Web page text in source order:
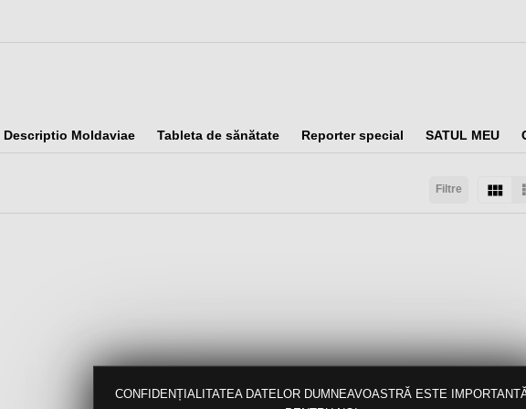
CONFIDENȚIALITATEA DATELOR DUMNEAVOASTRĂ ESTE
Descriptio Moldaviae Tableta de sănătate Reporter special SATUL MEU
Filtre